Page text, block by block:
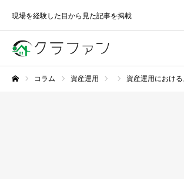
現場を経験した目から見た記事を掲載
コラム 資産運用 資産運用におけるよくある失敗・落とし